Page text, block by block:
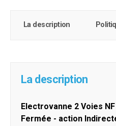
La description
La description
Electrovanne 2 Voies
Fermée - action